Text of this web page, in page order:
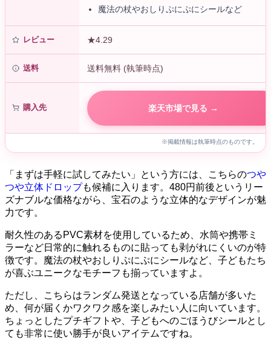
魔法の杖やおしりぷにぷにシールなど
レビュー ★4.29
送料 送料無料 (執筆時点)
購入先 楽天市場で見る →
※掲載情報は執筆時点のものです。
「まずは手軽に試してみたい」という方には、こちらのつや
つや立体ドロップも候補に入ります。480円前後というリー
ズナブルな価格ながら、宝石のような立体的なデザインが魅
力です。
耐久性のあるPVC素材を使用しているため、水筒や携帯ミ
ラーなど日常的に触れるものに貼っても剥がれにくいのが特
徴です。魔法の杖やおしりぷにぷにシールなど、子どもたち
が喜ぶユニークなモチーフも揃っていますよ。
ただし、こちらはランダム発送となっている店舗が多いた
め、何が届くかワクワク感を楽しみたい人に向いています。
ちょっとしたプチギフトや、子どもへのごほうびシールとし
ても非常に使い勝手が良いアイテムですね。